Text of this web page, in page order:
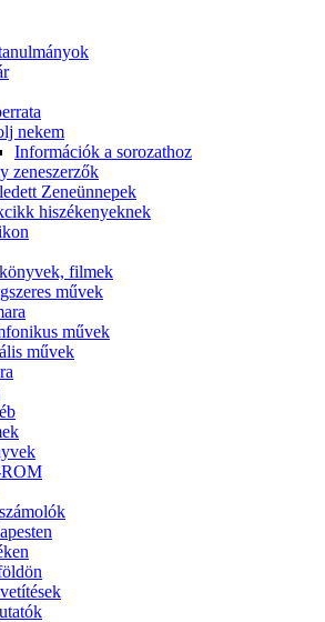
nekem
Információk a sorozathoz
zeneszerzők
Zeneünnepek
hiszékenyeknek
filmek
művek
művek
művek